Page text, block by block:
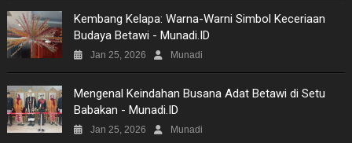
MUSIC
PICTURES
SITEMAP
Kembang Kelapa: Warna-Warni Simbol Keceriaan
Budaya Betawi - Munadi.ID
Jan 25, 2026 Munadi
Mengenal Keindahan Busana Adat Betawi di Setu
Babakan - Munadi.ID
Jan 25, 2026 Munadi